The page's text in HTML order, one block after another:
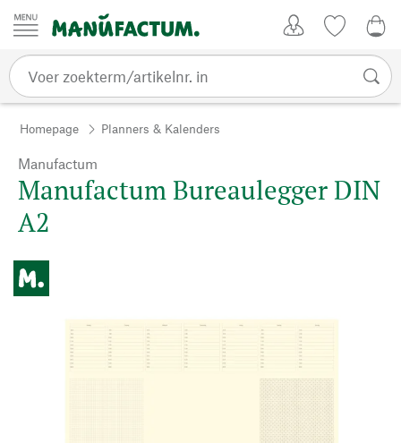
Passer au contenu
Homepage Planners & Kalenders
Manufactum
Manufactum Bureaulegger DIN
A2